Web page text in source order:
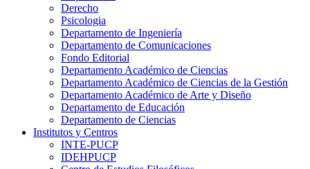
Derecho
Psicologia
Departamento de Ingeniería
Departamento de Comunicaciones
Fondo Editorial
Departamento Académico de Ciencias
Departamento Académico de Ciencias de la Gestión
Departamento Académico de Arte y Diseño
Departamento de Educación
Departamento de Ciencias
Institutos y Centros
INTE-PUCP
IDEHPUCP